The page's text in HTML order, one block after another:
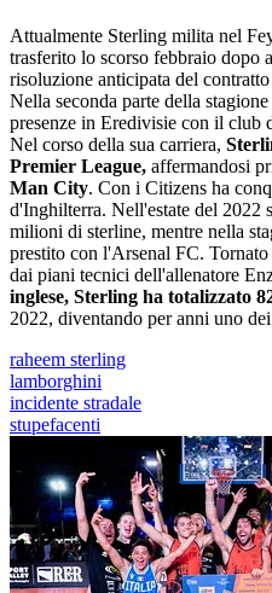
Attualmente Sterling milita nel
trasferito lo scorso febbraio dopo
risoluzione anticipata del
Nella seconda parte della
presenze in Eredivisie con il club
Nel corso della sua carriera,
Premier League, affermandosi
Man City. Con i Citizens ha
d'Inghilterra. Nell'estate del 2022
milioni di sterline, mentre nella
prestito con l'Arsenal FC.
dai piani tecnici dell'allenatore
inglese, Sterling ha totalizzato
2022, diventando per anni uno
raheem sterling
lamborghini
incidente stradale
stupefacenti